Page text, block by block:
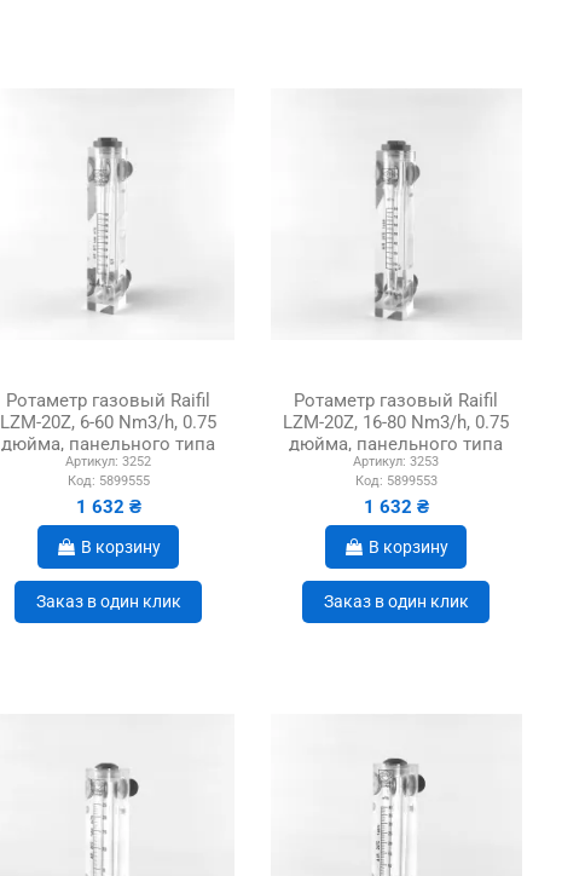
Ротаметр газовый Raifil
LZM-20Z, 6-60 Nm3/h, 0.75
дюйма, панельного типа
Артикул: 3252
Код: 5899555
1 632 ₴
В корзину
Заказ в один клик
Ротаметр газовый Raifil
LZM-20Z, 16-80 Nm3/h, 0.75
дюйма, панельного типа
Артикул: 3253
Код: 5899553
1 632 ₴
В корзину
Заказ в один клик